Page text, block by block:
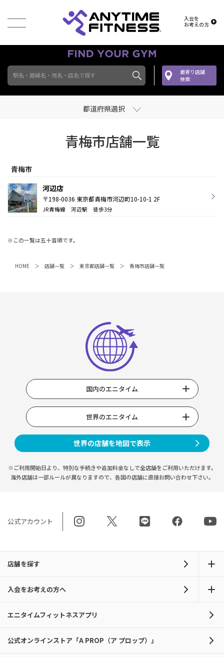
入会を
お考えの方
駅名・路線名・地名・店名で探す
最寄り店舗
検索
都道府県選択
青梅市店舗一覧
青梅市
河辺店
〒198-0036 東京都青梅市河辺町10-10-1 2F
JR青梅線 河辺駅 徒歩3分
※この一覧は五十音順です。
HOME 店舗一覧 東京都店舗一覧 青梅市店舗一覧
国内のエニタイム
世界のエニタイム
世界の店舗を地図で表示
※ご利用開始日より、特別な手続きや追加料金なしで全店舗をご利用いただけます。
海外店舗は一部ルールが異なりますので、 各国の店舗に直接お問い合わせ下さい。
公式アカウント
店舗を探す
入会をお考えの方へ
エニタイムフィットネスアプリ
公式オンラインストア「A PROP（ア プロップ）」